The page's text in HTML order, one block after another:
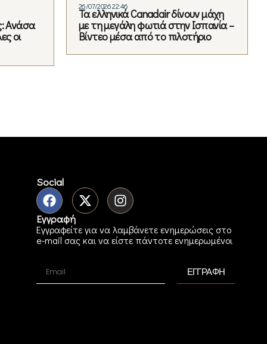
Ανάσα
οι
26/07/2026 22:46
Τα ελληνικά Canadair δίνουν μάχη
με τη μεγάλη φωτιά στην Ισπανία –
Βίντεο μέσα από το πιλοτήριο
Social
Εγγραφή
Εγγραφείτε για να λαμβάνετε ενημερώσεις στο
e-mail σας και να είστε πάντοτε ενημερωμένοι
ΕΓΓΡΑΦΗ